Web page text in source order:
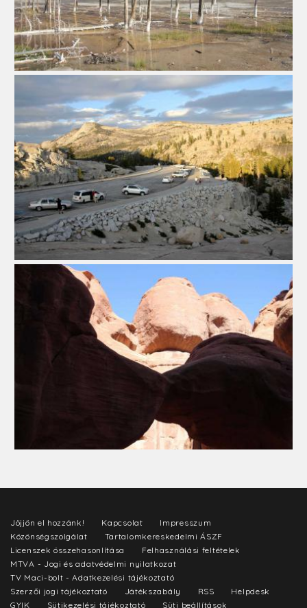
Jöjjön el hozzánk! Kapcsolat
Impresszum
Közönségszolgálat
Tartalomkereskedelmi ÁSZF
Licenszek összehasonlítása
Felhasználási feltételek
MTVA - Jogi és adatvédelmi nyilatkozat
TV Maci-bolt - Adatkezelési tájékoztató
Szerzői jogi tájékoztató
Játékszabály RSS
Helpdesk
GYIK
Sütikezelési tájékoztató Süti beállítások